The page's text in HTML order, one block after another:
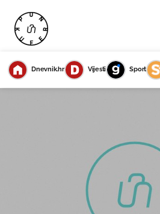
Dnevnik.hr Vijesti Sport